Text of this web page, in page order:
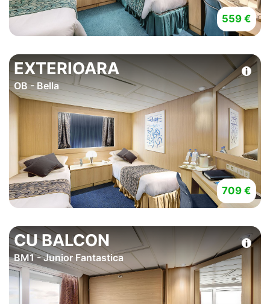
559 €
EXTERIOARA
OB - Bella
709 €
CU BALCON
BM1 - Junior Fantastica